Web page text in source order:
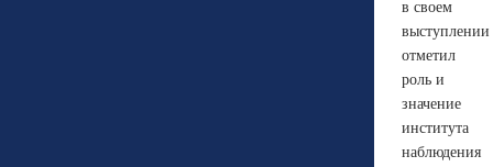
в своем
выступлении
отметил
роль и
значение
института
наблюдения